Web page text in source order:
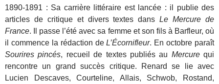
1890-1891 : Sa carrière littéraire est lancée : il publie des
articles de critique et divers textes dansLe Mercure de
France. Il passe l’été avec sa femme et son fils à Barfleur, où
il commence la rédaction deL’Écornifleur. En octobre paraît
Sourires pincés, recueil de textes publiés au Mercurequi
rencontre un grand succès critique. Renard se lie avec
Lucien Descaves, Courteline, Allais, Schwob, Rostand,